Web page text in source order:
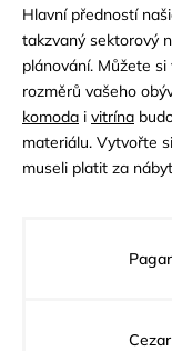
Hlavní předností
takzvaný sektorový
plánování. Můžete
rozměrů vašeho
komoda i vitrína
materiálu. Vytvořte
museli platit za
Cezar